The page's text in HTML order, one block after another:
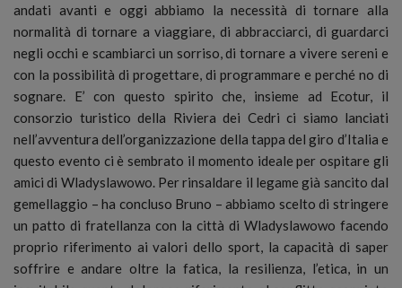
andati avanti e oggi abbiamo la necessità di tornare alla
normalità di tornare a viaggiare, di abbracciarci, di guardarci
negli occhi e scambiarci un sorriso, di tornare a vivere sereni e
con la possibilità di progettare, di programmare e perché no di
sognare. E’ con questo spirito che, insieme ad Ecotur, il
consorzio turistico della Riviera dei Cedri ci siamo lanciati
nell’avventura dell’organizzazione della tappa del giro d’Italia e
questo evento ci è sembrato il momento ideale per ospitare gli
amici di Wladyslawowo. Per rinsaldare il legame già sancito dal
gemellaggio – ha concluso Bruno – abbiamo scelto di stringere
un patto di fratellanza con la città di Wladyslawowo facendo
proprio riferimento ai valori dello sport, la capacità di saper
soffrire e andare oltre la fatica, la resilienza, l’etica, in un